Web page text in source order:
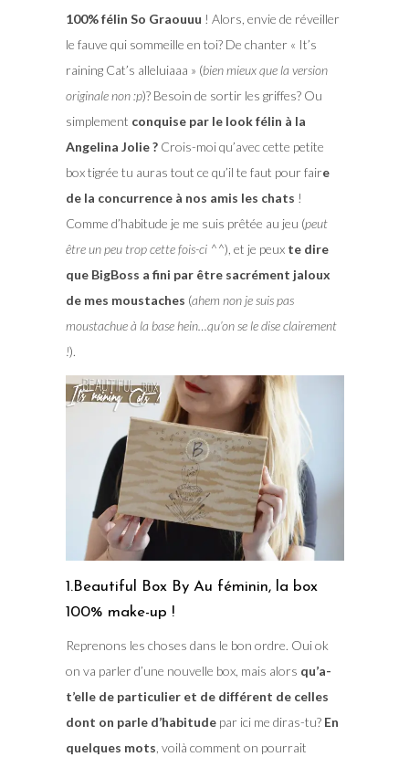
100% félin So Graouuu ! Alors, envie de réveiller
le fauve qui sommeille en toi? De chanter « It’s
raining Cat’s alleluiaaa » (bien mieux que la version
originale non :p)? Besoin de sortir les griffes? Ou
simplement conquise par le look félin à la
Angelina Jolie ?Crois-moi qu’avec cette petite
box tigrée tu auras tout ce qu’il te faut pour faire
de la concurrence à nos amis les chats !
Comme d’habitude je me suis prêtée au jeu (peut
être un peu trop cette fois-ci ^^), et je peuxte dire
que BigBoss a fini par être sacrément jaloux
de mes moustaches (ahem non je suis pas
moustachue à la base hein…qu’on se le dise clairement
!).
1.Beautiful Box By Au féminin, la box
100% make-up !
Reprenons les choses dans le bon ordre. Oui ok
on va parler d’une nouvelle box, mais alors qu’a-
t’elle de particulier et de différent de celles
dont on parle d’habitudepar ici me diras-tu? En
quelques mots , voilà comment on pourrait